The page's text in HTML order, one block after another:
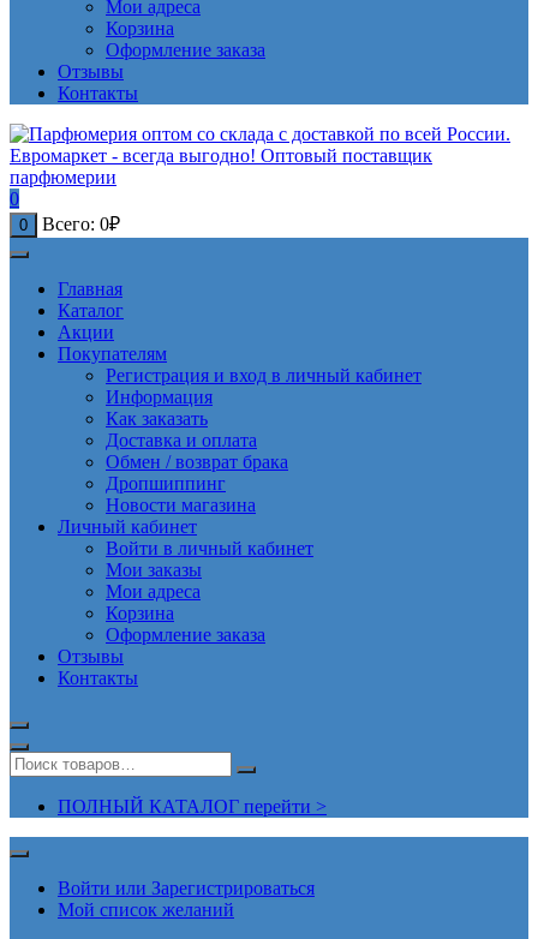
Мои адреса
Корзина
Оформление заказа
Отзывы
Контакты
0
0 Всего: 0₽
Главная
Каталог
Акции
Покупателям
Регистрация и вход в личный кабинет
Информация
Как заказать
Доставка и оплата
Обмен / возврат брака
Дропшиппинг
Новости магазина
Личный кабинет
Войти в личный кабинет
Мои заказы
Мои адреса
Корзина
Оформление заказа
Отзывы
Контакты
ПОЛНЫЙ КАТАЛОГ перейти >
Войти или Зарегистрироваться
Мой список желаний